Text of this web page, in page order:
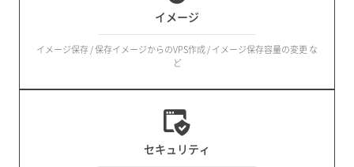
イメージ
イメージ保存 / 保存イメージからのVPS作成 / イメージ保存容量の変更 な
ど
セキュリティ